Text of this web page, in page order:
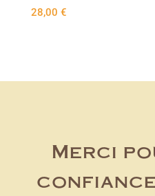
28,00 €
Merci